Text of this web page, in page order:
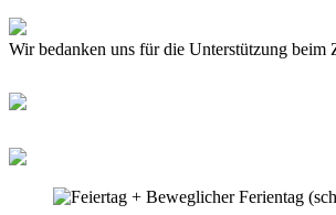
Wir bedanken uns für die Unterstützung beim